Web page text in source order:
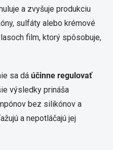
a zvyšuje produkciu
sulfáty alebo krémové
film, ktorý spôsobuje,
sa dá účinne regulovať
výsledky prináša
bez silikónov a
a nepotláčajú jej